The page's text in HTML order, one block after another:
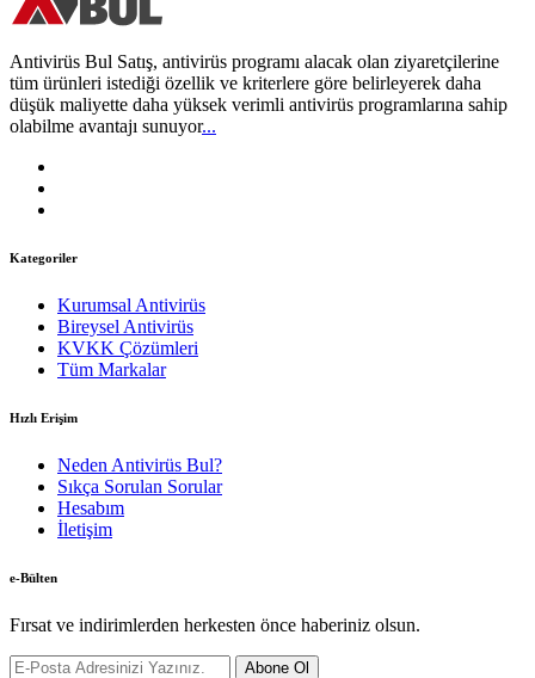
Antivirüs Bul Satış, antivirüs programı alacak olan ziyaretçilerine
tüm ürünleri istediği özellik ve kriterlere göre belirleyerek daha
düşük maliyette daha yüksek verimli antivirüs programlarına sahip
olabilme avantajı sunuyor...
Kategoriler
Kurumsal Antivirüs
Bireysel Antivirüs
KVKK Çözümleri
Tüm Markalar
Hızlı Erişim
Neden Antivirüs Bul?
Sıkça Sorulan Sorular
Hesabım
İletişim
e-Bülten
Fırsat ve indirimlerden herkesten önce haberiniz olsun.
Abone Ol